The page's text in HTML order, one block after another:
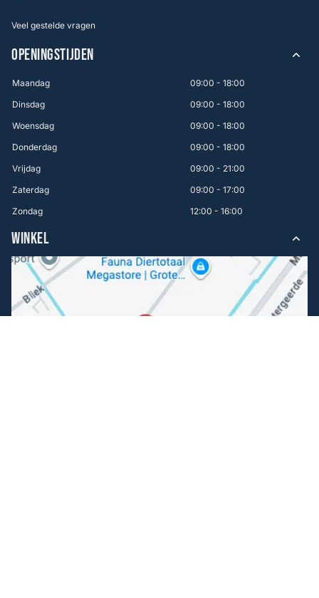
Veel gestelde vragen
OPENINGSTIJDEN
Maandag
09:00 - 18:00
Dinsdag
09:00 - 18:00
Woensdag
09:00 - 18:00
Donderdag
09:00 - 18:00
Vrijdag
09:00 - 21:00
Zaterdag
09:00 - 17:00
Zondag
12:00 - 16:00
WINKEL